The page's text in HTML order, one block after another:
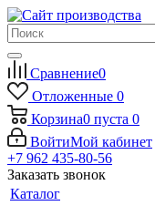
Сравнение0
Отложенные 0
Корзина0 пуста 0
ВойтиМой кабинет
+7 962 435-80-56
Заказать звонок
Каталог